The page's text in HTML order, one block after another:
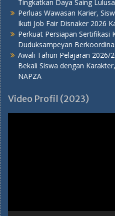
Tingkatkan Daya Saing
Perluas Wawasan Karier,
Ikuti Job Fair Disnaker 2026
Perkuat Persiapan Sertifikasi
Duduksampeyan
Awali Tahun Pelajaran 2026/
Bekali Siswa dengan
NAPZA
Video Profil (2023)